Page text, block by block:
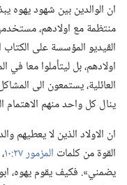
ان الوالدين بين شهود يهوه
منتظمة مع اولادهم،‏
الڤيديو المؤسسة على
اولادهم،‏ بل ليتأملوا معا
العائلية،‏ يستمعون الى
ينال كل واحد منهم
ان الاولاد الذين لا يعطيهم
القوة من كلمات المزمور ٢٧:‏١٠
يضمني».‏ فكيف يقوم يهوه،‏